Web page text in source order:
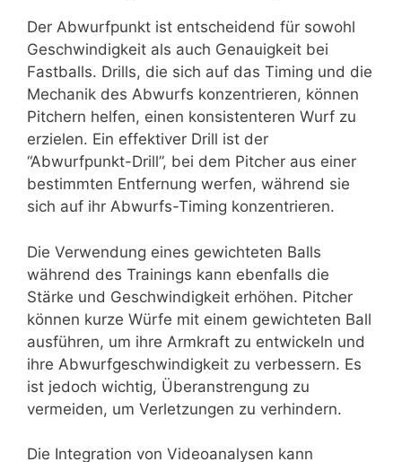
Der Abwurfpunkt ist entscheidend für sowohl
Geschwindigkeit als auch Genauigkeit bei
Fastballs. Drills, die sich auf das Timing und die
Mechanik des Abwurfs konzentrieren, können
Pitchern helfen, einen konsistenteren Wurf zu
erzielen. Ein effektiver Drill ist der
“Abwurfpunkt-Drill”, bei dem Pitcher aus einer
bestimmten Entfernung werfen, während sie
sich auf ihr Abwurfs-Timing konzentrieren.
Die Verwendung eines gewichteten Balls
während des Trainings kann ebenfalls die
Stärke und Geschwindigkeit erhöhen. Pitcher
können kurze Würfe mit einem gewichteten Ball
ausführen, um ihre Armkraft zu entwickeln und
ihre Abwurfgeschwindigkeit zu verbessern. Es
ist jedoch wichtig, Überanstrengung zu
vermeiden, um Verletzungen zu verhindern.
Die Integration von Videoanalysen kann